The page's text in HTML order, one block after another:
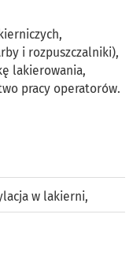
i rozpuszczalniki),
lakierowania,
pracy operatorów.
w lakierni,